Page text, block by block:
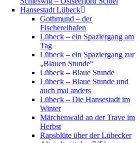
Hansestadt Lübeck
Gothmund – der
Fischereihafen
Lübeck – ein Spaziergang am
Tag
Lübeck – ein Spaziergang zur
„Blauen Stunde“
Lübeck – Blaue Stunde
Lübeck – Blaue Stunde und
auch mal anders
Lübeck – Die Hansestadt im
Winter
Märchenwald an der Trave im
Herbst
Rapsblüte über der Lübecker